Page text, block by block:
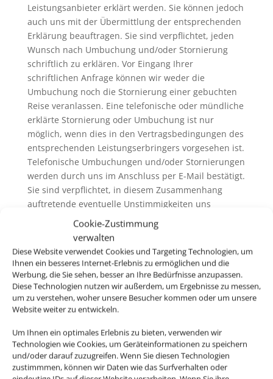
Cookie-Zustimmung
verwalten
Diese Website verwendet Cookies und Targeting Technologien, um
Ihnen ein besseres Internet-Erlebnis zu ermöglichen und die
Werbung, die Sie sehen, besser an Ihre Bedürfnisse anzupassen.
Diese Technologien nutzen wir außerdem, um Ergebnisse zu messen,
um zu verstehen, woher unsere Besucher kommen oder um unsere
Website weiter zu entwickeln.
Um Ihnen ein optimales Erlebnis zu bieten, verwenden wir
Technologien wie Cookies, um Geräteinformationen zu speichern
und/oder darauf zuzugreifen. Wenn Sie diesen Technologien
zustimmmen, können wir Daten wie das Surfverhalten oder
Leistungsanbieter erklärt werden. Sie können jedoch
auch uns mit der Übermittlung der entsprechenden
Erklärung beauftragen. Sie sind verpflichtet, jeden
Wunsch nach Umbuchung und/oder Stornierung
schriftlich zu erklären. Vor Eingang Ihrer
schriftlichen Anfrage können wir weder die
Umbuchung noch die Stornierung einer gebuchten
Reise veranlassen. Eine telefonische oder mündliche
erklärte Stornierung oder Umbuchung ist nur
möglich, wenn dies in den Vertragsbedingungen des
entsprechenden Leistungserbringers vorgesehen ist.
Telefonische Umbuchungen und/oder Stornierungen
werden durch uns im Anschluss per E-Mail bestätigt.
Sie sind verpflichtet, in diesem Zusammenhang
auftretende eventuelle Unstimmigkeiten uns
unverzüglich mitzuteilen.
6.3. Wir erheben in der Regel keine eigenen
Servicegebühren oder Bearbeitungsentgelte für
Rücktritt / Umbuchung und /oder Stornierung. Wenn
wir Servicegebühren oder Bearbeitungsentgelte
erheben, informieren wir sie vor der Buchung
darüber. Generell ausgenommen hiervon ist der
Rücktritt / die Umbuchung und /oder die Stornierung
von nicht im Zusammenhang mit einer Pauschalreise
gebuchten Flugbeförderungsleistungen („Nur-Flug-
Buchung“). Hier erheben wir ggfs. eigene
Servicegebühren oder Bearbeitungsentgelte (siehe